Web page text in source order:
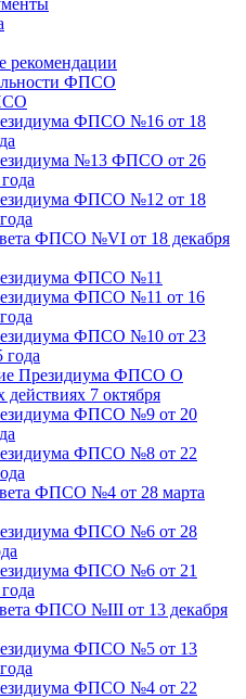
рекомендации
ФПСО
ФПСО №16 от 18
№13 ФПСО от 26
ФПСО №12 от 18
ФПСО №VI от 18 декабря
ФПСО №11
ФПСО №11 от 16
ФПСО №10 от 23
года
Президиума ФПСО О
действиях 7 октября
ФПСО №9 от 20
ФПСО №8 от 22
ФПСО №4 от 28 марта
ФПСО №6 от 28
ФПСО №6 от 21
ФПСО №III от 13 декабря
ФПСО №5 от 13
ФПСО №4 от 22